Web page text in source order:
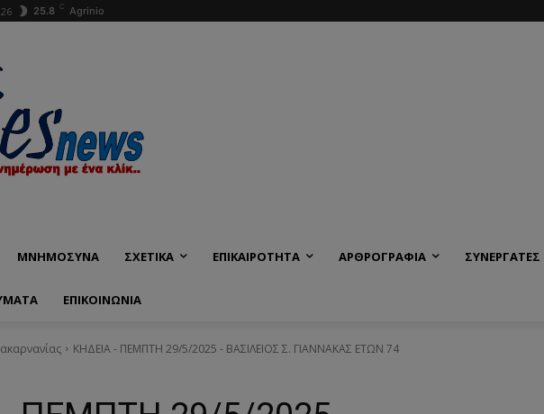
25.8 C Agrinio
ΜΝΗΜΟΣΥΝΑ ΣΧΕΤΙΚΑ ΕΠΙΚΑΙΡΟΤΗΤΑ ΑΡΘΡΟΓΡΑΦΙΑ ΣΥΝΕΡΓΑΤΕΣ
ΕΠΙΚΟΙΝΩΝΊΑ
ΚΗΔΕΙΑ - ΠΕΜΠΤΗ 29/5/2025 - ΒΑΣΙΛΕΙΟΣ Σ. ΓΙΑΝΝΑΚΑΣ ΕΤΩΝ 74